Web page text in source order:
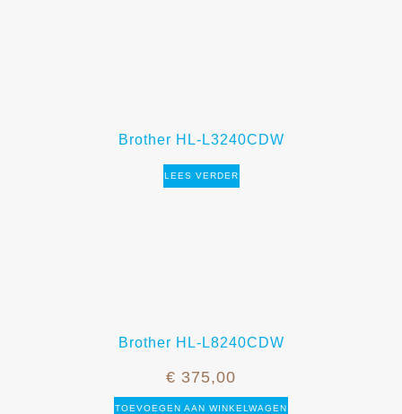
Brother HL-L3240CDW
LEES VERDER
Brother HL-L8240CDW
€ 375,00
TOEVOEGEN AAN WINKELWAGEN